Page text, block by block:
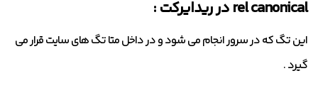
rel canonical در ریدایرکت :
این تگ که در سرور انجام می شود و در داخل متا تگ های سایت قرار می
گیرد .